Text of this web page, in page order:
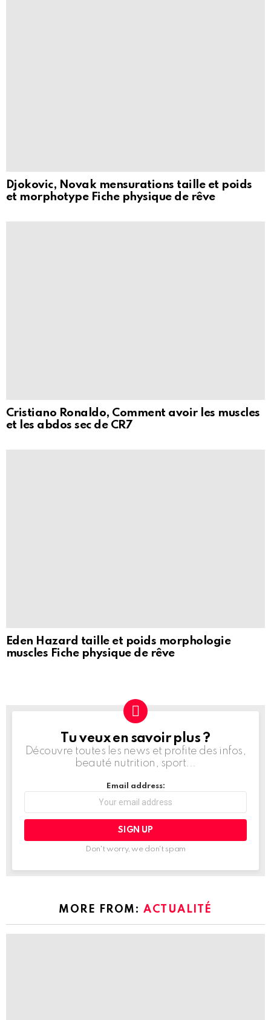
Djokovic, Novak mensurations taille et poids
et morphotype Fiche physique de rêve
Cristiano Ronaldo, Comment avoir les muscles
et les abdos sec de CR7
Eden Hazard taille et poids morphologie
muscles Fiche physique de rêve
NEWSLETTERTu veux en savoir plus ?
Découvre toutes les news et profite des infos,
beauté nutrition, sport...
Email address:
Don't worry, we don't spam
MORE FROM:ACTUALITÉ